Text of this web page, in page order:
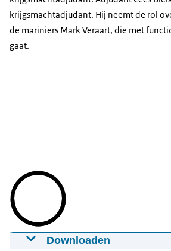
krijgsmachtadjudant. Hij neemt de rol
de mariniers Mark Veraart, die met
gaat.
Downloaden